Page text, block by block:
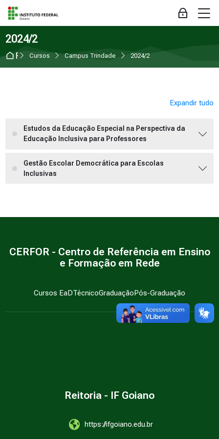
Skip to navigation
Skip to login form
Ir para o conteúdo principal
Skip to accessibility options
Skip to footer
Skip accessibility options
Acessar
2024/2
Página inicial
Cursos Campus Trindade 2024/2
Expandir tudo
Estudos da Educação Especial na Perspectiva da
Educação Inclusiva para Professores
Gestão Escolar Democrática para Escolas
Inclusivas
CERFOR - Centro de Referência em Ensino
e Formação em Rede
Cursos EaDTécnicoGraduaçãoPós-Graduação
Reitoria - IF Goiano
https://ifgoiano.edu.br